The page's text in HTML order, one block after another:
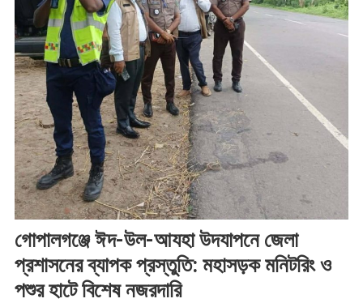
গোপালগঞ্জে ঈদ-উল-আযহা উদযাপনে জেলা
প্রশাসনের ব্যাপক প্রস্তুতি: মহাসড়ক মনিটরিং ও
পশুর হাটে বিশেষ নজরদারি